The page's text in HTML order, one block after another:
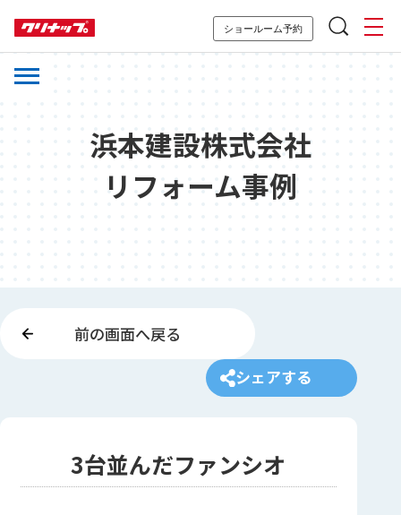
ショールーム予約
浜本建設株式会社
リフォーム事例
前の画面へ戻る
シェアする
3台並んだファンシオ